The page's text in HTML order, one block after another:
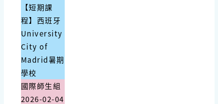
【短期課
程】西班牙
University
City of
Madrid暑期
學校
國際師生組
2026-02-04